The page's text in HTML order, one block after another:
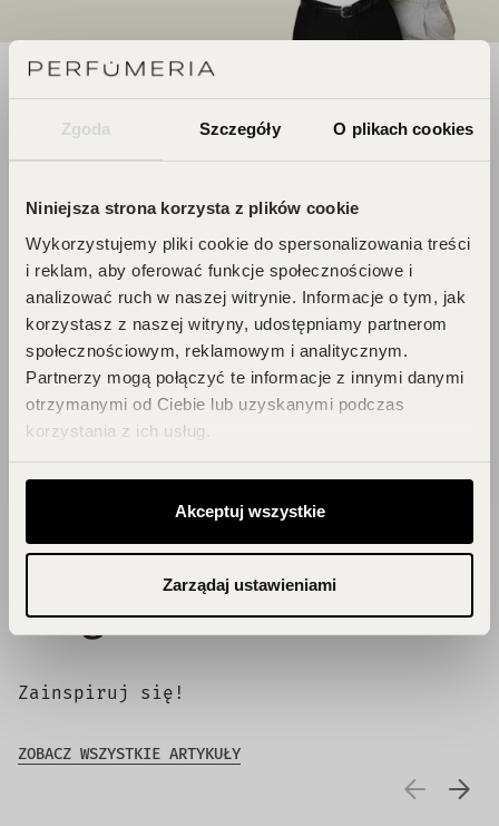
Zgoda Szczegóły O plikach cookies
Niniejsza strona korzysta z plików cookie
Wykorzystujemy pliki cookie do spersonalizowania treści
i reklam, aby oferować funkcje społecznościowe i
analizować ruch w naszej witrynie. Informacje o tym, jak
korzystasz z naszej witryny, udostępniamy partnerom
społecznościowym, reklamowym i analitycznym.
Partnerzy mogą połączyć te informacje z innymi danymi
otrzymanymi od Ciebie lub uzyskanymi podczas
korzystania z ich usług.
Akceptuj wszystkie
Zarządaj ustawieniami
DOŁĄCZ DO ŚWIATA
PERFUCLUB!
Każde zakupy to krok w stronę Twojego
wymarzonego flakonu. Czekają na
Ciebie zniżki i prezenty, których nie
chcesz przegapić!
Zbieraj punkty, odkrywaj emocje,
odbieraj flakony!
DOŁĄCZ DO KLUBU!
Blog
Zainspiruj się!
ZOBACZ WSZYSTKIE ARTYKUŁY